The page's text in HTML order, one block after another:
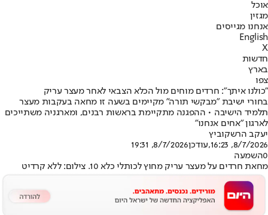
אוכל
מגזין
אנחנו מגייסים
English
X
חדשות
בארץ
צפו
"כולנו איתך": חרדים מוחים מול הכלא הצבאי לאחר מעצר עריק
בחורי ישיבת "מבקשי תורה" מקיימים בשעה זו מחאה בעקבות מעצר
תלמיד הישיבה • ההפגנה מתקיימת בראשות רבנים, ומארגניה משתייכים
לארגון "אחים אנחנו"
יעקב הרשקוביץ
8/7/2026, 16:23
,עודכן8/7/2026, 19:31
0השמעה
מחאת חרדים על מעצר עריק מחוץ לכותלי כלא 10. צילום: ללא קרדיט